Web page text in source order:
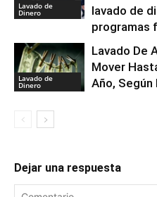
Lavado de
Dinero
lavado de
programas
Lavado de
Dinero
Lavado De
Mover
Año, Según
Dejar una respuesta